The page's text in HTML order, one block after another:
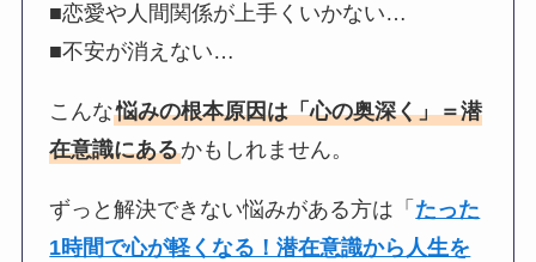
■恋愛や人間関係が上手くいかない…
■不安が消えない…
こんな悩みの根本原因は「心の奥深く」＝潜
在意識にあるかもしれません。
ずっと解決できない悩みがある方は「 たった
1時間で心が軽くなる！潜在意識から人生を